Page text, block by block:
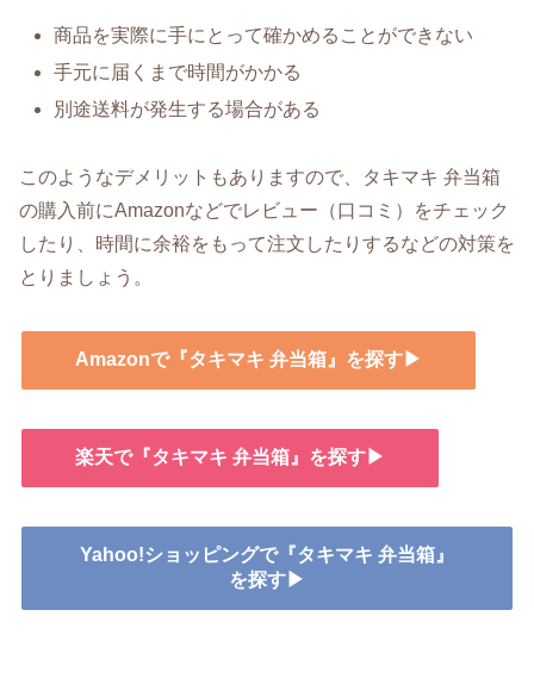
商品を実際に手にとって確かめることができない
手元に届くまで時間がかかる
別途送料が発生する場合がある
このようなデメリットもありますので、タキマキ 弁当箱
の購入前にAmazonなどでレビュー（口コミ）をチェック
したり、時間に余裕をもって注文したりするなどの対策を
とりましょう。
Amazonで『タキマキ 弁当箱』を探す▶
楽天で『タキマキ 弁当箱』を探す▶
Yahoo!ショッピングで『タキマキ 弁当箱』
を探す▶